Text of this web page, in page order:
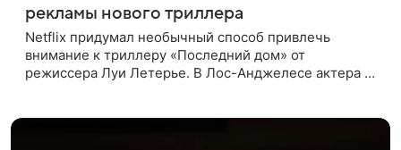
рекламы нового триллера
Netflix придумал необычный способ привлечь
внимание к триллеру «Последний дом» от
режиссера Луи Летерье. В Лос-Анджелесе актера на